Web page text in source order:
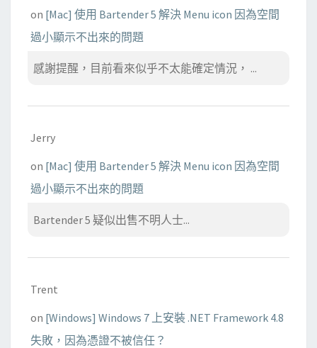
衝
on [Mac] 使用 Bartender 5 解決 Menu icon 因為空間
過小顯示不出來的問題
感謝提醒，目前看來似乎不太能確定情況， ...
Jerry
on [Mac] 使用 Bartender 5 解決 Menu icon 因為空間
過小顯示不出來的問題
Bartender 5 疑似出售不明人士...
Trent
on [Windows] Windows 7 上安裝 .NET Framework 4.8
失敗，因為憑證不被信任？